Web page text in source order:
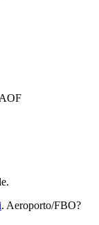
. Aeroporto/FBO?